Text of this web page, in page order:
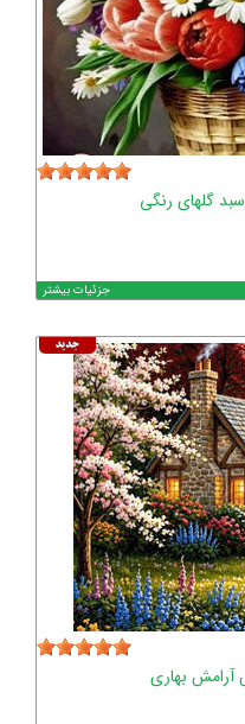
گلهای رنگی
جزئیات بیشتر
آرامش بهاری